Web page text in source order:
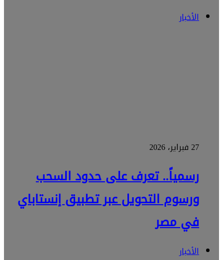
الأخبار
27 فبراير، 2026
رسمياً.. تعرف على حدود السحب
ورسوم التحويل عبر تطبيق إنستاباي
في مصر
الأخبار